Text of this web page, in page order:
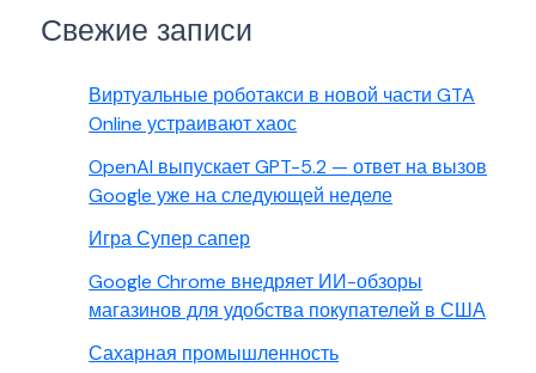
Свежие записи
Виртуальные роботакси в новой части GTA
Online устраивают хаос
OpenAI выпускает GPT-5.2 — ответ на вызов
Google уже на следующей неделе
Игра Супер сапер
Google Chrome внедряет ИИ-обзоры
магазинов для удобства покупателей в США
Сахарная промышленность